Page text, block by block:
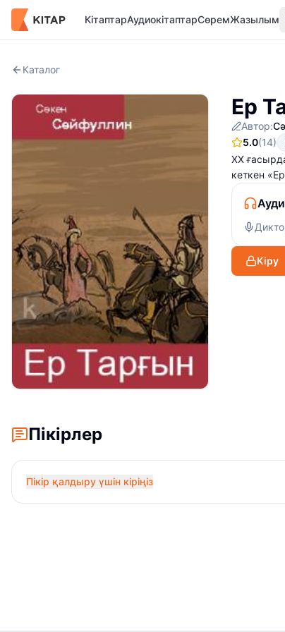
КітаптарАудиокітаптарСөремЖазылым
Каталог
Ер
Автор:
5.0(14)
XX
кеткен
Кіру
Пікірлер
Пікір қалдыру үшін кіріңіз